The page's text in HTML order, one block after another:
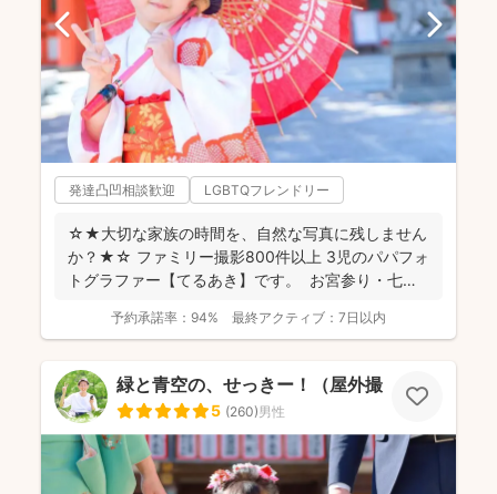
発達凸凹相談歓迎 LGBTQフレンドリー
☆★大切な家族の時間を、自然な写真に残しません
か？★☆ ファミリー撮影800件以上 3児のパパフォ
トグラファー【てるあき】です。 お宮参り・七
予約承諾率： 94% 最終アクティブ： 7日以内
緑と青空の、せっきー！（屋外撮影もお任せ🌟
5 (260)男性